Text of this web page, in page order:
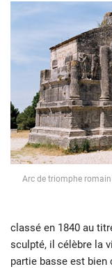
Arc de triomphe romain
classé en 1840 au
sculpté, il célèbre la
partie basse est bien